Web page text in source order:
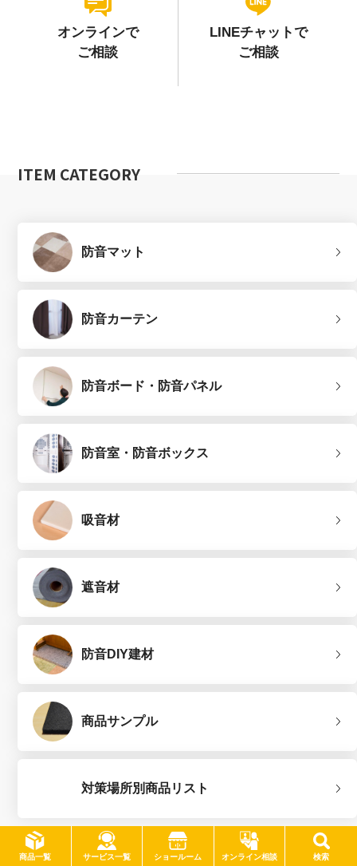
商品一覧 サービス一覧 ショールーム オンライン相談 検索
オンラインで
ご相談
LINEチャットで
ご相談
ITEM CATEGORY
防音マット
防音カーテン
防音ボード・防音パネル
防音室・防音ボックス
吸音材
遮音材
防音DIY建材
商品サンプル
対策場所別商品リスト